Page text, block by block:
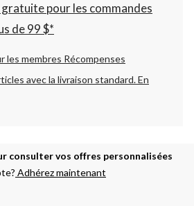
pour les commandes
de 99 $*
les membres Récompenses
avec la livraison standard.En
consulter vos offres personnalisées
Adhérez maintenant